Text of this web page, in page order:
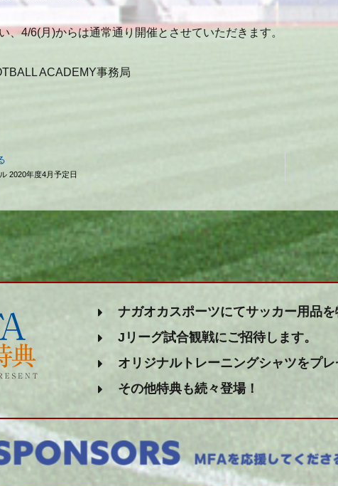
、4/6(月)からは通常通り開催とさせていただきます。
ACADEMY事務局
2020年度4月予定日
ナガオカスポーツにてサッカー用品を
Jリーグ試合観戦にご招待します。
オリジナルトレーニングシャツをプレ
その他特典も続々登場！